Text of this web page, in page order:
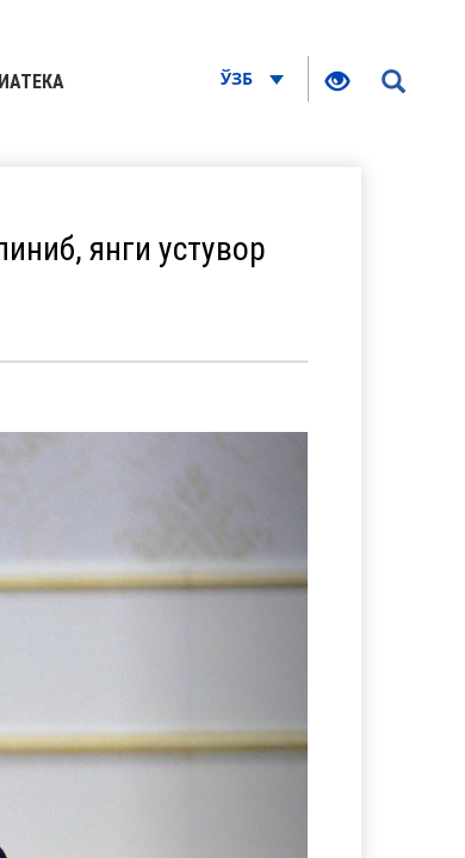
ЎЗБ
янги устувор